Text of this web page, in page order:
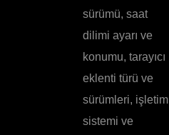
sürümü, saat
dilimi ayarı ve
konumu, tarayıcı
eklenti türü ve
sürümleri, işletim
sistemi ve